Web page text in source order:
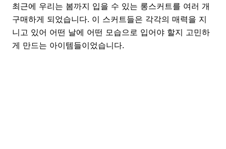
최근에 우리는 봄까지 입을 수 있는 롱스커트를 여러 개
구매하게 되었습니다. 이 스커트들은 각각의 매력을 지
니고 있어 어떤 날에 어떤 모습으로 입어야 할지 고민하
게 만드는 아이템들이었습니다.